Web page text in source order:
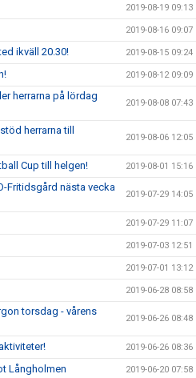
2019-08-19 09:13
2019-08-16 09:07
ikväll 20.30! 2019-08-15 09:24
2019-08-12 09:09
herrarna på lördag
2019-08-08 07:43
herrarna till
2019-08-06 12:05
Cup till helgen! 2019-08-01 15:16
Fritidsgård nästa vecka
2019-07-29 14:05
2019-07-29 11:07
2019-07-03 12:51
2019-07-01 13:12
2019-06-28 08:58
torsdag - vårens
2019-06-26 08:48
2019-06-26 08:36
Långholmen 2019-06-20 07:58